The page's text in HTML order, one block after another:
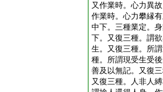
又作業時。心力異
作業時。心力攀縁
中下。三種業定。
下。又復三種。謂
生。又復三種。所
種。所謂現受生受
善及以無記。又復
又復三種。人非人